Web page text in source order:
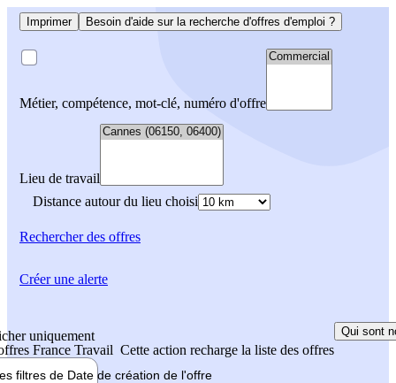
Imprimer Besoin d'aide sur la recherche d'offres d'emploi ?
Métier, compétence, mot-clé, numéro d'offre
Lieu de travail
Distance autour du lieu choisi
Rechercherdes offres
uniquement
France Travail Cette action recharge la liste des offres
Qui sont
filtres de Date de création de l'offre
Créer une alerte